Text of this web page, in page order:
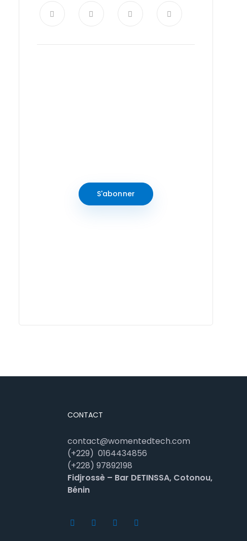
S'abonner
CONTACT
contact@womentedtech.com
(+229) 0164434856
(+228) 97892198
Fidjrossè – Bar DETINSSA, Cotonou,
Bénin